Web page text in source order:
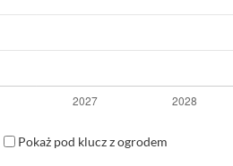
Pokaż pod klucz z ogrodem